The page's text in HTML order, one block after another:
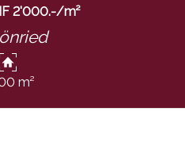
2'000.-/m²
m²